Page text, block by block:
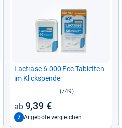
Lac­trase 6.000 Fcc Tablet­ten
im Klick­s­pen­der
(749)
9,39 €
7 Angebote vergleichen